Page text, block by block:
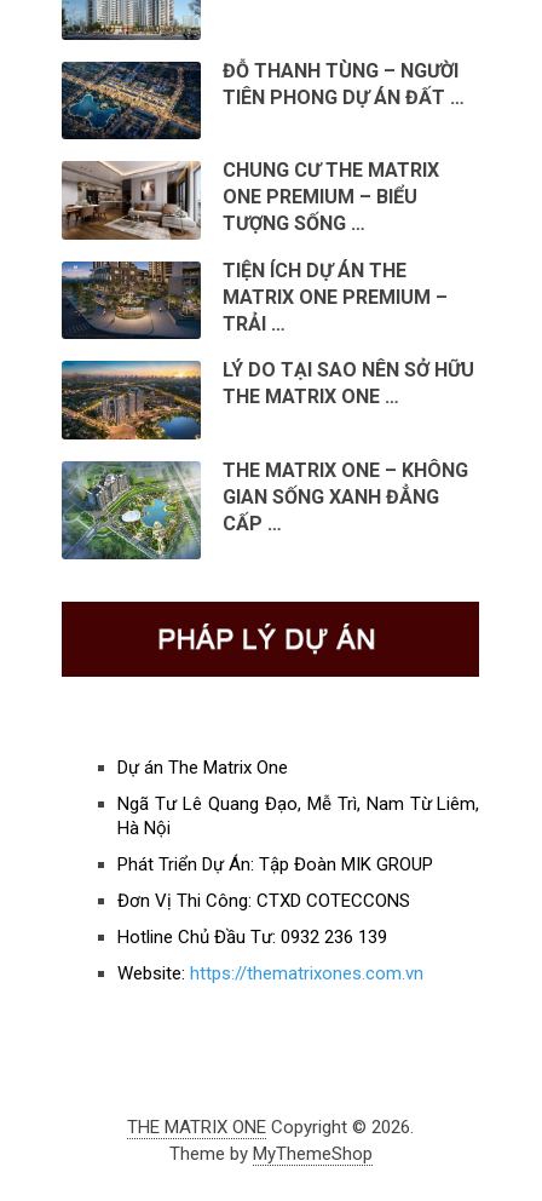
ĐỖ THANH TÙNG – NGƯỜI
TIÊN PHONG DỰ ÁN ĐẤT …
CHUNG CƯ THE MATRIX
ONE PREMIUM – BIỂU
TƯỢNG SỐNG …
TIỆN ÍCH DỰ ÁN THE
MATRIX ONE PREMIUM –
TRẢI …
LÝ DO TẠI SAO NÊN SỞ HỮU
THE MATRIX ONE …
THE MATRIX ONE – KHÔNG
GIAN SỐNG XANH ĐẲNG
CẤP …
Dự án The Matrix One
Ngã Tư Lê Quang Đạo, Mễ Trì, Nam Từ Liêm,
Hà Nội
Phát Triển Dự Án: Tập Đoàn MIK GROUP
Đơn Vị Thi Công: CTXD COTECCONS
Hotline Chủ Đầu Tư: 0932 236 139
Website: https://thematrixones.com.vn
THE MATRIX ONE Copyright © 2026.
Theme by MyThemeShop